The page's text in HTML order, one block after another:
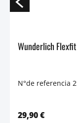
Wunderlich
N°de referencia
29,90 €